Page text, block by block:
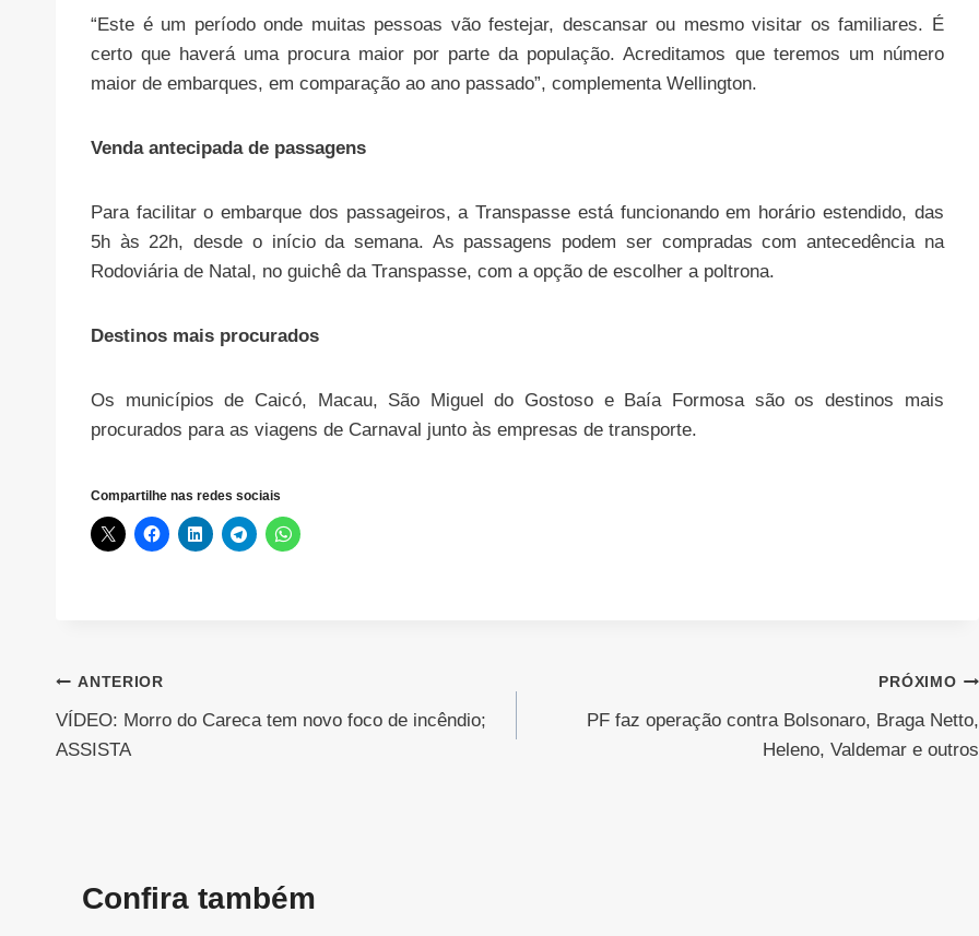
“Este é um período onde muitas pessoas vão festejar, descansar ou mesmo visitar os familiares. É
certo que haverá uma procura maior por parte da população. Acreditamos que teremos um número
maior de embarques, em comparação ao ano passado”, complementa Wellington.
Venda antecipada de passagens
Para facilitar o embarque dos passageiros, a Transpasse está funcionando em horário estendido, das
5h às 22h, desde o início da semana. As passagens podem ser compradas com antecedência na
Rodoviária de Natal, no guichê da Transpasse, com a opção de escolher a poltrona.
Destinos mais procurados
Os municípios de Caicó, Macau, São Miguel do Gostoso e Baía Formosa são os destinos mais
procurados para as viagens de Carnaval junto às empresas de transporte.
Compartilhe nas redes sociais
Navegação
de
ANTERIOR
VÍDEO: Morro do Careca tem novo foco de incêndio;
ASSISTA
PRÓXIMO
PF faz operação contra Bolsonaro, Braga Netto,
Heleno, Valdemar e outros
Confira também